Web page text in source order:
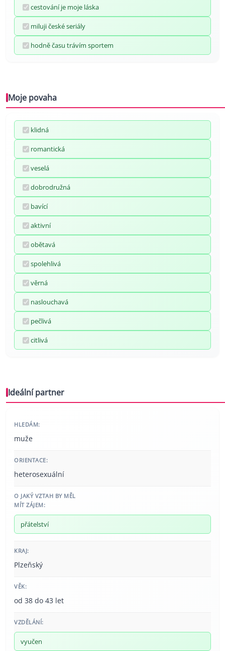
cestování je moje láska
miluji české seriály
hodně času trávím sportem
Moje povaha
klidná
romantická
veselá
dobrodružná
bavící
aktivní
obětavá
spolehlivá
věrná
naslouchavá
pečlivá
citlivá
Ideální partner
HLEDÁM:
muže
ORIENTACE:
heterosexuální
O JAKÝ VZTAH BY MĚL
MÍT ZÁJEM:
přátelství
KRAJ:
Plzeňský
VĚK:
od 38 do 43 let
VZDĚLÁNÍ:
vyučen